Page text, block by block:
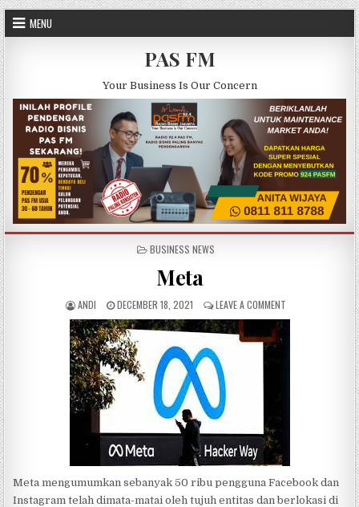
Skip to content
MENU
PAS FM
Your Business Is Our Concern
POSTED IN
BUSINESS NEWS
Meta
AUTHOR:
ANDI PUBLISHED DATE:
DECEMBER 18, 2021 LEAVE A COMMENTON META
Meta mengumumkan sebanyak 50 ribu pengguna Facebook dan
Instagram telah dimata-matai oleh tujuh entitas dan berlokasi di